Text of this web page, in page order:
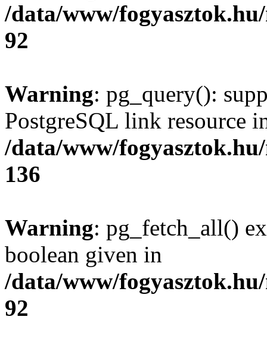
/data/www/
92
Warning: pg_query():
PostgreSQL link resource
/data/www/
136
Warning: pg_fetch_all()
boolean given in
/data/www/
92